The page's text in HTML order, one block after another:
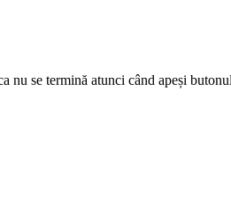
se termină atunci când apeși